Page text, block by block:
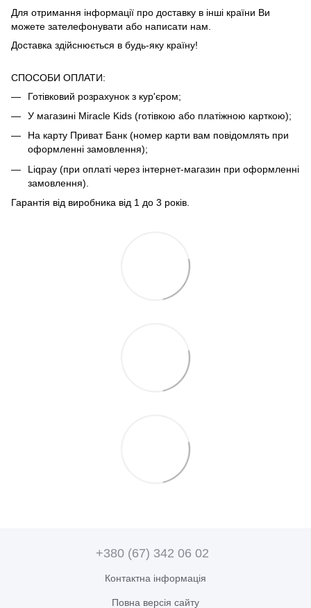
Для отримання інформації про доставку в інші країни Ви
можете зателефонувати або написати нам.
Доставка здійснюється в будь-яку країну!
СПОСОБИ ОПЛАТИ:
Готівковий розрахунок з кур'єром;
У магазині Miracle Kids (готівкою або платіжною карткою);
На карту Приват Банк (номер карти вам повідомлять при
оформленні замовлення);
Liqpay (при оплаті через інтернет-магазин при оформленні
замовлення).
Гарантія від виробника від 1 до 3 років.
+380 (67) 342 06 02
Контактна інформація
Повна версія сайту